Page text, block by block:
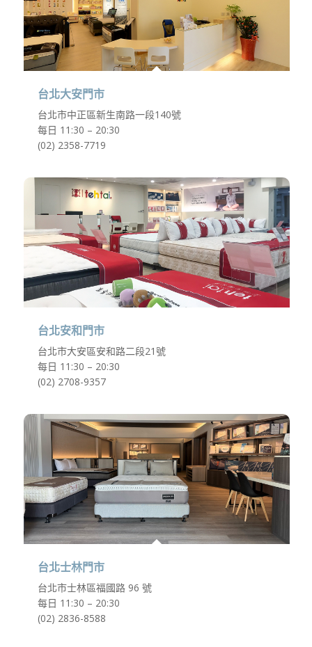
台北大安門市
台北市中正區新生南路一段140號
每日 11:30 – 20:30
(02) 2358-7719
台北安和門市
台北市大安區安和路二段21號
每日 11:30 – 20:30
(02) 2708-9357
台北士林門市
台北市士林區福國路 96 號
每日 11:30 – 20:30
(02) 2836-8588